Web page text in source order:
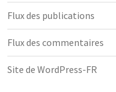
Flux des publications
Flux des commentaires
Site de WordPress-FR